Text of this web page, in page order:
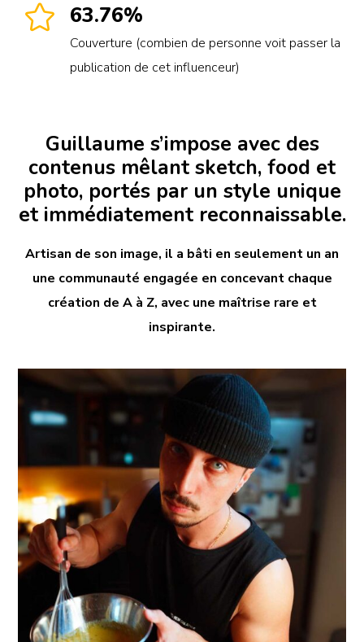
63.76%
Couverture (combien de personne voit passer la
publication de cet influenceur)
Guillaume s’impose avec des
contenus mêlant sketch, food et
photo, portés par un style unique
et immédiatement reconnaissable.
Artisan de son image, il a bâti en seulement un an
une communauté engagée en concevant chaque
création de A à Z, avec une maîtrise rare et
inspirante.